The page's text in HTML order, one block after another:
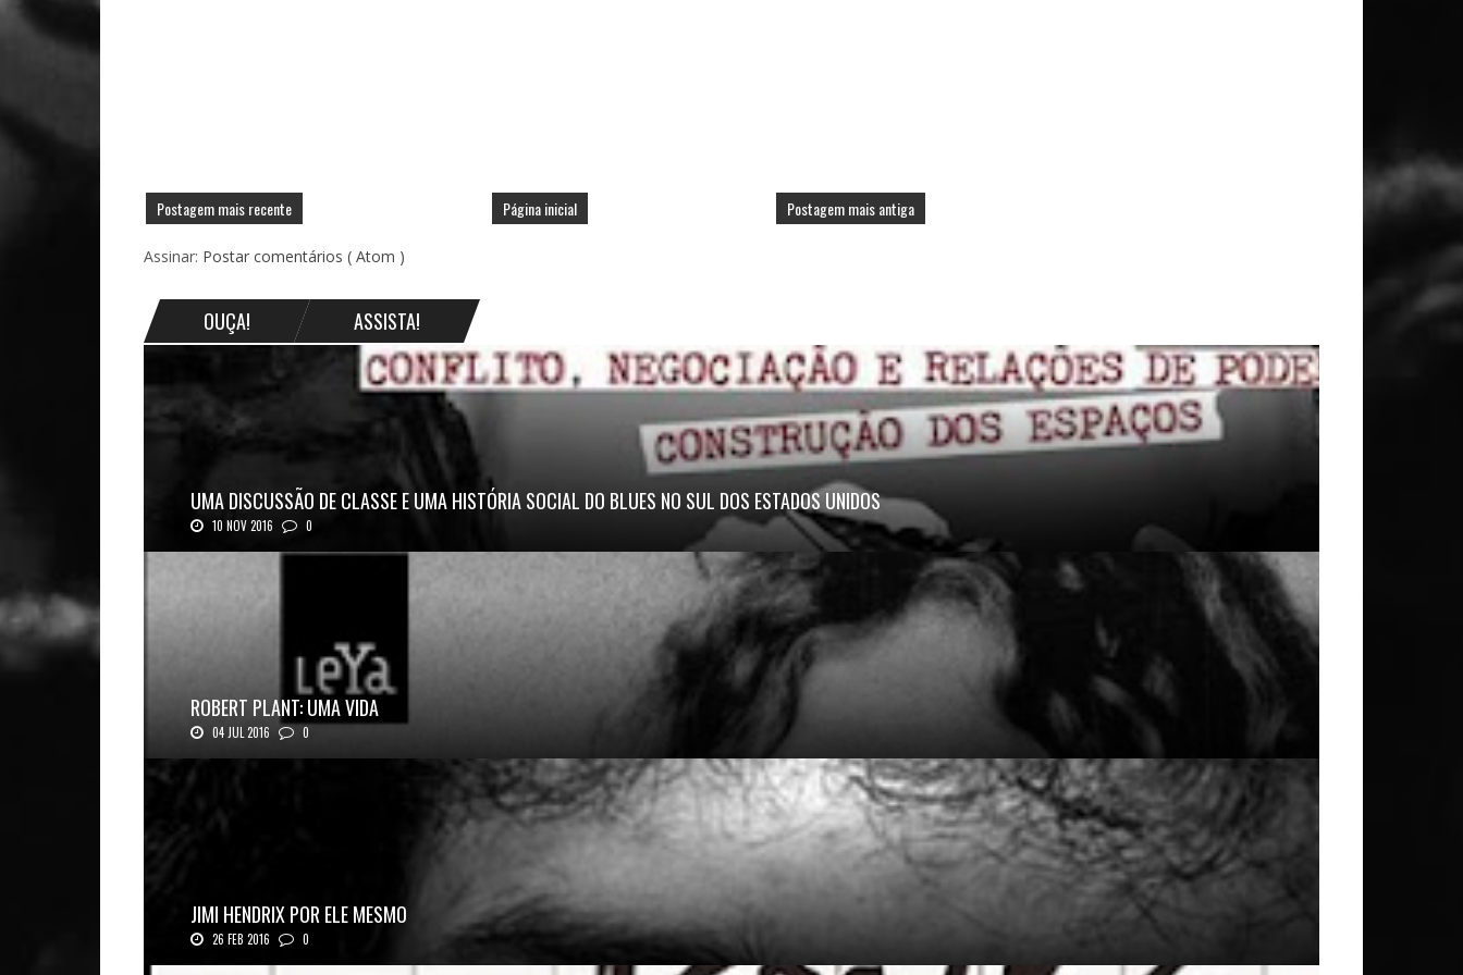
Postagem mais recente Postagem mais antiga
Página inicial
Assinar: Postar comentários ( Atom )
OUÇA! ASSISTA!
UMA DISCUSSÃO DE CLASSE E UMA HISTÓRIA SOCIAL DO BLUES NO SUL DOS ESTADOS UNIDOS
10 NOV 2016 0
ROBERT PLANT: UMA VIDA
04 JUL 2016 0
JIMI HENDRIX POR ELE MESMO
26 FEB 2016 0